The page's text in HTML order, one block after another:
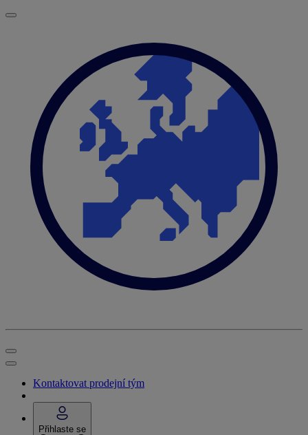
Kontaktovat prodejní tým
Přihlaste se